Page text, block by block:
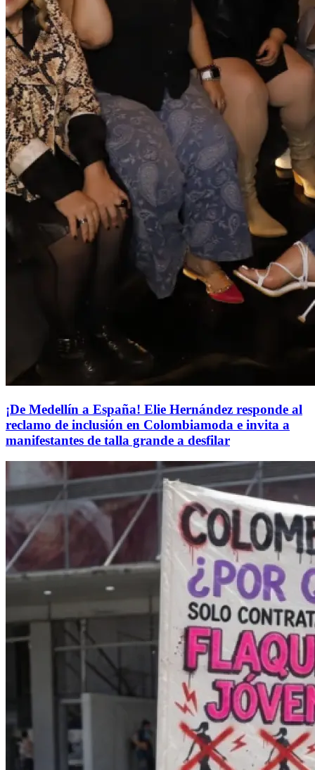
¡De Medellín a España! Elie Hernández responde al
reclamo de inclusión en Colombiamoda e invita a
manifestantes de talla grande a desfilar